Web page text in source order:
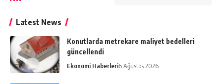
Latest News
Konutlarda metrekare maliyet bedelleri
güncellendi
Ekonomi Haberleri6 Ağustos 2026